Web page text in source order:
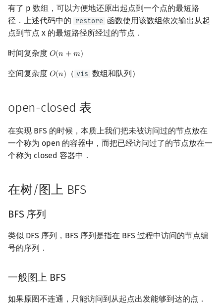
洲阁筛
类欧几里德算法
二次域
有了 p 数组，可以方便地还原出起点到一个点的最短路
径．上述代码中的 restore 函数使用该数组依次输出从起
点到节点 x 的最短路径所经过的节点．
时间复杂度 𝑂(𝑛 +𝑚)
O(n+ m )
空间复杂度 𝑂(𝑛)
O(n) （ vis 数组和队列）
open-closed 表
在实现 BFS 的时候，本质上我们把未被访问过的节点放在
一个称为 open 的容器中，而把已经访问过了的节点放在一
个称为 closed 容器中．
在树/图上 BFS
BFS 序列
类似 DFS 序列，BFS 序列是指在 BFS 过程中访问的节点编
号的序列．
一般图上 BFS
如果原图不连通，只能访问到从起点出发能够到达的点．